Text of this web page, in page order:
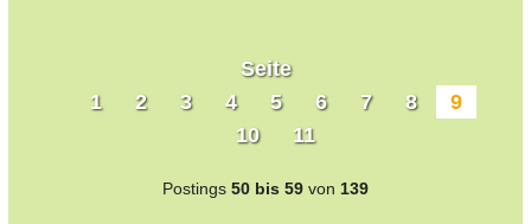
Seite
1
2 3 4 5 6 7 8
9
10
11
Postings 50 bis 59 von 139